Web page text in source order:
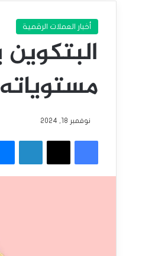
أخبار العملات الرقمية
نوفمبر 18, 2024
فيسبوك
‫X